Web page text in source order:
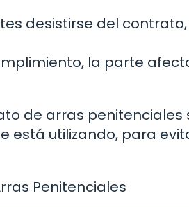
desistirse del
la parte
de arras penitenciales
está utilizando, para
Penitenciales